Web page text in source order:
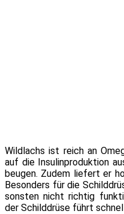
Wildlachs ist reich an
auf die Insulinproduktion
beu­gen. Zudem lie­fert er
Besonders für die
sons­ten nicht rich­tig
der Schilddrüse führt